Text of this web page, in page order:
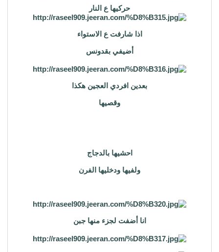
حركيها ع النار
اذا شارفت ع الاستواء
أضيفي بقدونس
بعدين افردي العجين هكذا
وقصيها
احشيها بالدجاج
ولفيها ودخليها الفرن
انا أضفت لجزء منها جبن